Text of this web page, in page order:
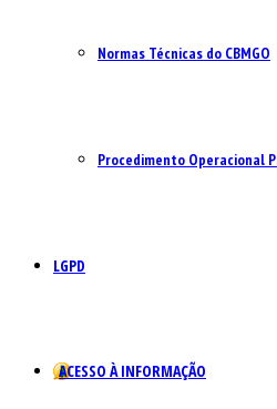
Normas Técnicas do CBMGO
Procedimento Operacional
LGPD
ACESSO À INFORMAÇÃO